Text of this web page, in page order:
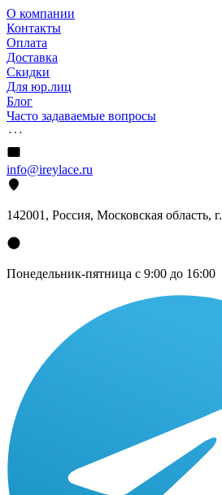
О компании
Контакты
Оплата
Доставка
Скидки
Для юр.лиц
Блог
Часто задаваемые вопросы
info@ireylace.ru
142001 , Россия, Московская область, г.
Понедельник-пятница с 9:00 до 16:00